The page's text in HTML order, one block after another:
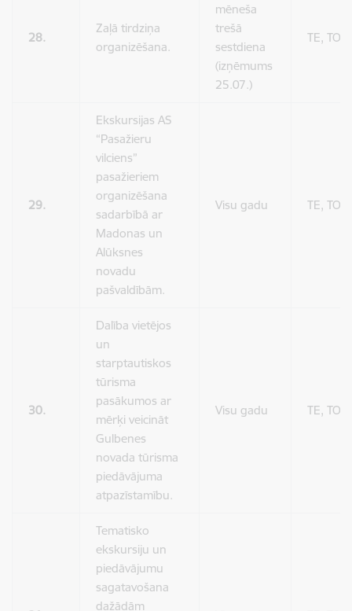
28.
Zaļā tirdziņa
organizēšana.
mēneša
trešā
sestdiena
(izņēmums
25.07.)
TE, TO
29.
Ekskursijas AS
“Pasažieru
vilciens”
pasažieriem
organizēšana
sadarbībā ar
Madonas un
Alūksnes
novadu
pašvaldībām.
Visu gadu TE, TO
30.
Dalība vietējos
un
starptautiskos
tūrisma
pasākumos ar
mērķi veicināt
Gulbenes
novada tūrisma
piedāvājuma
atpazīstamību.
Visu gadu TE, TO
Tematisko
ekskursiju un
piedāvājumu
sagatavošana
dažādām